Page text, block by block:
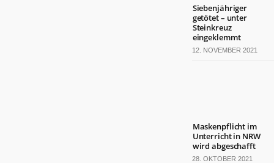
Siebenjähriger
getötet – unter
Steinkreuz
eingeklemmt
12. NOVEMBER 2021
Maskenpflicht im
Unterricht in NRW
wird abgeschafft
28. OKTOBER 2021